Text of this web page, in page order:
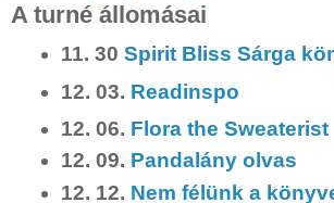
A turné állomásai
11. 30Spirit Bliss Sárga
12. 03. Readinspo
12. 06. Flora the Sweaterist
12. 09. Pandalány olvas
12. 12. Nem félünk a